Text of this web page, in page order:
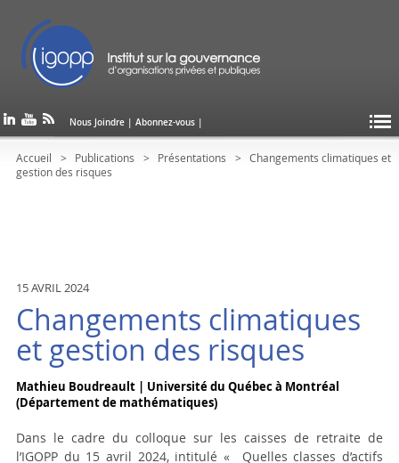
Nous Joindre |Abonnez-vous |
Accueil Publications Présentations
Changements climatiques et
gestion des risques
15 AVRIL 2024
Changements climatiques
et gestion des risques
Mathieu Boudreault | Université du Québec à Montréal
(Département de mathématiques)
Dans le cadre du colloque sur les caisses de retraite de
l’IGOPP du 15 avril 2024, intitulé «
Quelles classes d’actifs